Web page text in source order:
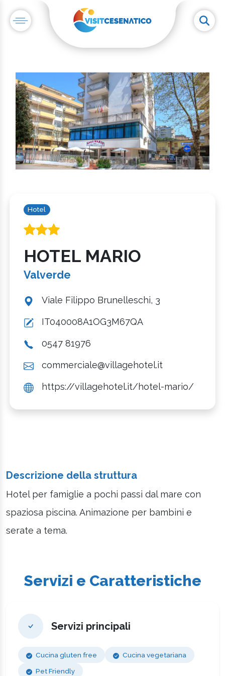
Hotel
HOTEL MARIO
Valverde
Viale Filippo Brunelleschi, 3
IT040008A1OG3M67QA
0547 81976
commerciale@villagehotel.it
https://villagehotel.it/hotel-mario/
Descrizione della struttura
Hotel per famiglie a pochi passi dal mare con
spaziosa piscina. Animazione per bambini e
serate a tema.
Servizi e Caratteristiche
Servizi principali
Cucina gluten free
Cucina vegetariana
Pet Friendly